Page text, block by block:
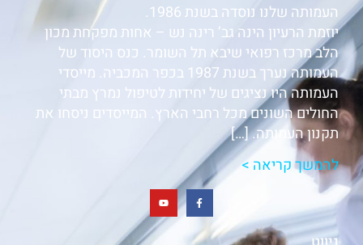
העמותה שלנו נוסדה בשנת 1986.
יוזמת הרעיון הינה גב’ רינה נש – אחות מפקחת מכון
הלב מרכז רפואי שיבא תל השומר. כנס היסוד של
העמותה נערך בשנת 1987 בכפר המכביה. מייסדי
העמותה היו נציגים של יחידות לטיפול נמרץ מבתי
החולים השונים מכל רחבי הארץ. המייסדים ניסחו את
תקנון העמותה. […]
להמשך קריאה >